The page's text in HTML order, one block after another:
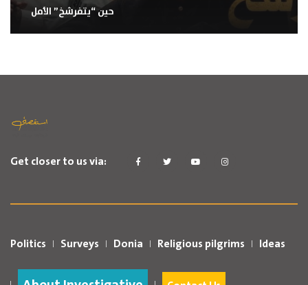
حين “يتفرشخ” الأمل
Get closer to us via:
Politics Surveys Donia Religious pilgrims Ideas